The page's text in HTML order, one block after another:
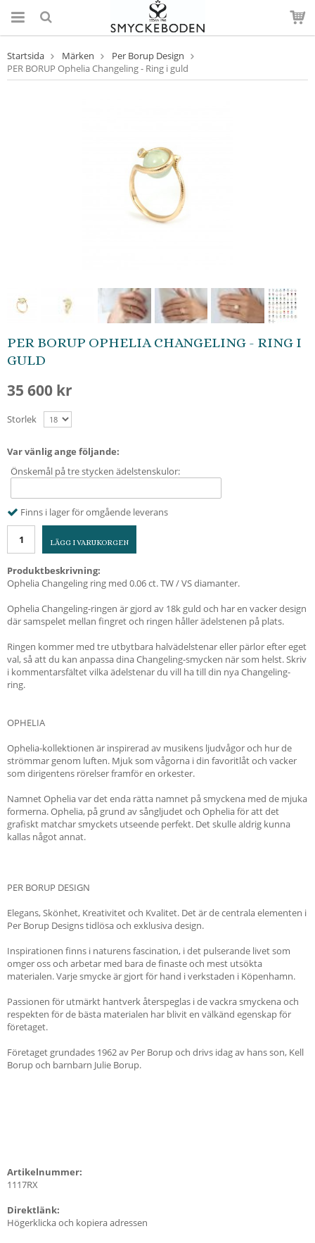
Startsida Märken
Per Borup Design
PER BORUP Ophelia Changeling - Ring i guld
PER BORUP OPHELIA CHANGELING - RING I
GULD
35 600 kr
Storlek
Var vänlig ange följande:
Önskemål på tre stycken ädelstenskulor:
Finns i lager för omgående leverans
LÄGG I VARUKORGEN
Produktbeskrivning:
Ophelia Changeling ring med 0.06 ct. TW / VS diamanter.
Ophelia Changeling-ringen är gjord av 18k guld och har en vacker design
där samspelet mellan fingret och ringen håller ädelstenen på plats.
Ringen kommer med tre utbytbara halvädelstenar eller pärlor efter eget
val, så att du kan anpassa dina Changeling-smycken när som helst. Skriv
i kommentarsfältet vilka ädelstenar du vill ha till din nya Changeling-
ring.
OPHELIA
Ophelia-kollektionen är inspirerad av musikens ljudvågor och hur de
strömmar genom luften. Mjuk som vågorna i din favoritlåt och vacker
som dirigentens rörelser framför en orkester.
Namnet Ophelia var det enda rätta namnet på smyckena med de mjuka
formerna. Ophelia, på grund av sångljudet och Ophelia för att det
grafiskt matchar smyckets utseende perfekt. Det skulle aldrig kunna
kallas något annat.
PER BORUP DESIGN
Elegans, Skönhet, Kreativitet och Kvalitet. Det är de centrala elementen i
Per Borup Designs tidlösa och exklusiva design.
Inspirationen finns i naturens fascination, i det pulserande livet som
omger oss och arbetar med bara de finaste och mest utsökta
materialen. Varje smycke är gjort för hand i verkstaden i Köpenhamn.
Passionen för utmärkt hantverk återspeglas i de vackra smyckena och
respekten för de bästa materialen har blivit en välkänd egenskap för
företaget.
Företaget grundades 1962 av Per Borup och drivs idag av hans son, Kell
Borup och barnbarn Julie Borup.
Artikelnummer:
1117RX
Direktlänk:
Högerklicka och kopiera adressen